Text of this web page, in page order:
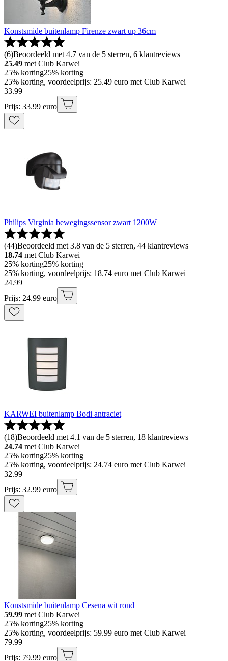
Konstsmide buitenlamp Firenze zwart up 36cm
(6)Beoordeeld met 4.7 van de 5 sterren, 6 klantreviews
25.49 met Club Karwei
25% korting25% korting
25% korting, voordeelprijs: 25.49 euro met Club Karwei
33.99
Prijs: 33.99 euro
Philips Virginia bewegingssensor zwart 1200W
(44)Beoordeeld met 3.8 van de 5 sterren, 44 klantreviews
18.74 met Club Karwei
25% korting25% korting
25% korting, voordeelprijs: 18.74 euro met Club Karwei
24.99
Prijs: 24.99 euro
KARWEI buitenlamp Bodi antraciet
(18)Beoordeeld met 4.1 van de 5 sterren, 18 klantreviews
24.74 met Club Karwei
25% korting25% korting
25% korting, voordeelprijs: 24.74 euro met Club Karwei
32.99
Prijs: 32.99 euro
Konstsmide buitenlamp Cesena wit rond
59.99 met Club Karwei
25% korting25% korting
25% korting, voordeelprijs: 59.99 euro met Club Karwei
79.99
Prijs: 79.99 euro